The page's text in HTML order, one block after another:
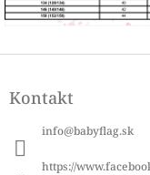
Z
pKontakt
info@babyflag.sk
https://